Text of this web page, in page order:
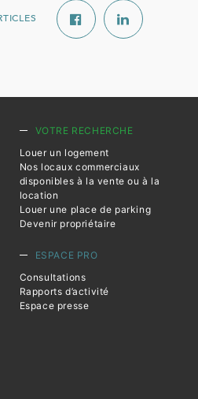
VOTRE RECHERCHE
Louer un logement
Nos locaux commerciaux
disponibles à la vente ou à la
location
Louer une place de parking
Devenir propriétaire
ESPACE PRO
Consultations
Rapports d’activité
Espace presse